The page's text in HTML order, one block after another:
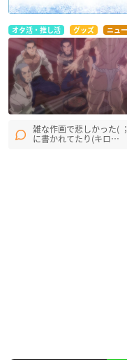
オタ活・推し活 グッズ ニュ
雑な作画で悲しかった(
に書かれてたり(キロ…